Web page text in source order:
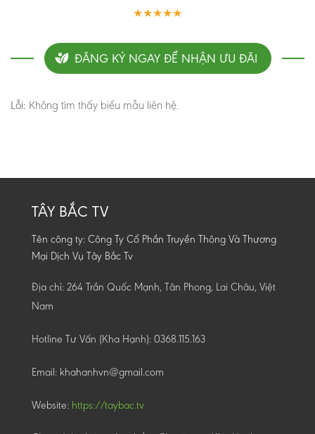
★★★★★
ĐĂNG KÝ NGAY ĐỂ NHẬN ƯU ĐÃI
Lỗi: Không tìm thấy biểu mẫu liên hệ.
TÂY BẮC TV
Tên công ty: Công Ty Cổ Phần Truyền Thông Và Thương
Mại Dịch Vụ Tây Bắc Tv
Địa chỉ: 264 Trần Quốc Mạnh, Tân Phong, Lai Châu, Việt
Nam
Hotline Tư Vấn (Kha Hạnh): 0368.115.163
Email: khahanhvn@gmail.com
Website: https://taybac.tv